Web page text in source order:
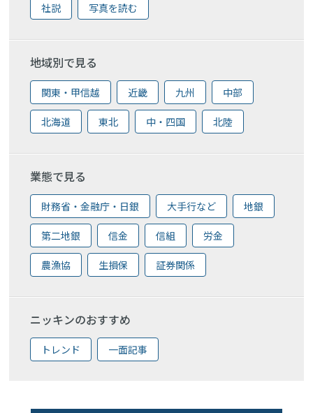
社説 写真を読む
地域別で見る
関東・甲信越 近畿 九州 中部
北海道 東北 中・四国 北陸
業態で見る
財務省・金融庁・日銀 大手行など 地銀
第二地銀 信金 信組 労金
農漁協 生損保 証券関係
ニッキンのおすすめ
トレンド 一面記事